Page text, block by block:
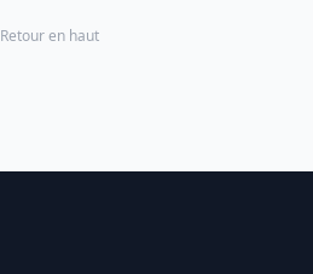
Retour en haut